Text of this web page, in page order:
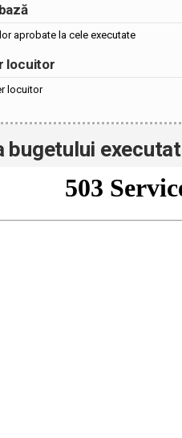
aprobate la cele executate
locuitor
locuitor
bugetului executat